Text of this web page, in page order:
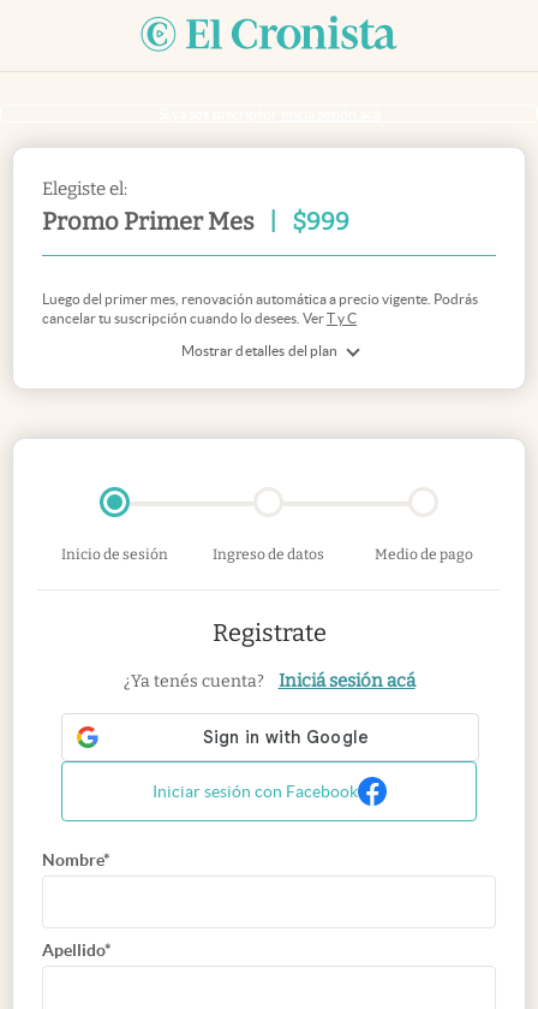
Elegiste el:
Promo Primer Mes $999
Mostrar detalles del plan
Luego del primer mes, renovación automática a precio vigente. Podrás
cancelar tu suscripción cuando lo desees. VerT y C
Inicio de sesión Ingreso de datos Medio de pago
Registrate
¿Ya tenés cuenta? Iniciá sesión acá
Iniciar sesión con Facebook
Nombre*
Apellido*